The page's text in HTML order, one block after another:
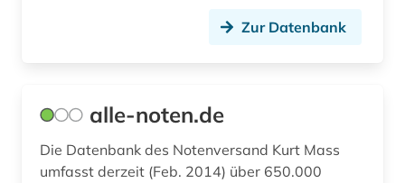
familie (3)
fanzine (1)
Zur Datenbank
alle-noten.de
Die Datenbank des Notenversand Kurt Mass
umfasst derzeit (Feb. 2014) über 650.000